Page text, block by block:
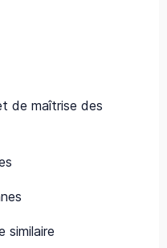
de maîtrise des
similaire